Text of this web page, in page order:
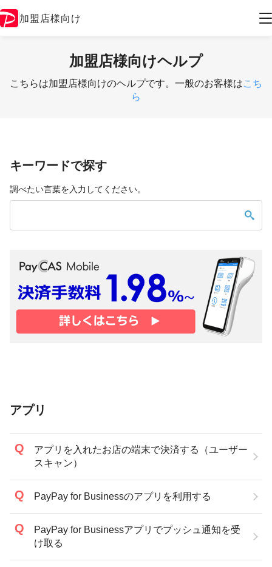
加盟店様向け
加盟店様向けヘルプ
こちらは加盟店様向けのヘルプです。一般のお客様はこち
ら
キーワードで探す
調べたい言葉を入力してください。
アプリ
アプリを入れたお店の端末で決済する（ユーザー
スキャン）
PayPay for Businessのアプリを利用する
PayPay for Businessアプリでプッシュ通知を受
け取る